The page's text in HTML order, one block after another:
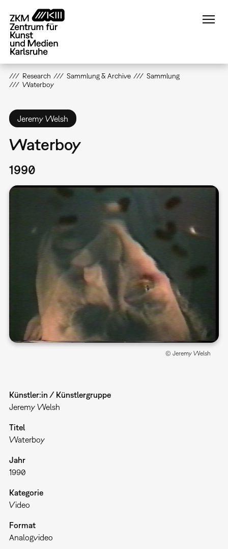
zum
Inhalt
Research Sammlung & Archive
Sammlung
Waterboy
Jeremy Welsh
Waterboy
1990
© Jeremy Welsh
Künstler:in / Künstlergruppe
Jeremy Welsh
Titel
Waterboy
Jahr
1990
Kategorie
Video
Format
Analogvideo